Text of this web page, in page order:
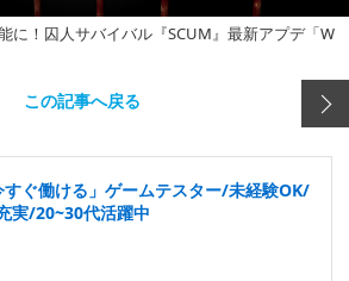
に！囚人サバイバル『SCUM』最新アプデ「W
この記事へ戻る
すぐ働ける」ゲームテスター/未経験OK/
実/20~30代活躍中